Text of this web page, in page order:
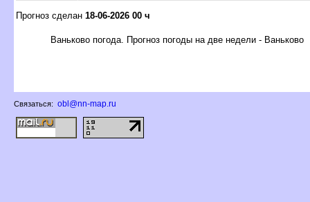
Прогноз сделан 18-06-2026 00 ч
аньково погода. Прогноз погоды на две недели - Ваньково
Связаться: obl@nn-map.ru